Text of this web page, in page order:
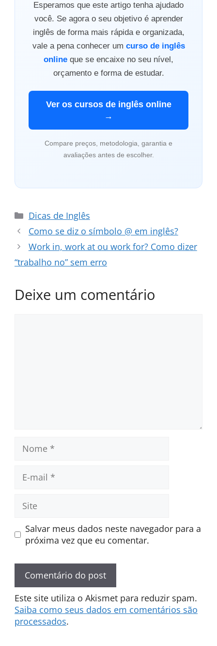
Esperamos que este artigo tenha ajudado
você. Se agora o seu objetivo é aprender
inglês de forma mais rápida e organizada,
vale a pena conhecer um curso de inglês
online que se encaixe no seu nível,
orçamento e forma de estudar.
Ver os cursos de inglês online
→
Compare preços, metodologia, garantia e
avaliações antes de escolher.
Categorias
Dicas de Inglês
Como se diz o símbolo @ em inglês?
Work in, work at ou work for? Como dizer
“trabalho no” sem erro
Deixe um comentário
mail
Site
Salvar meus dados neste navegador para a
próxima vez que eu comentar.
Este site utiliza o Akismet para reduzir spam.
Saiba como seus dados em comentários são
processados.